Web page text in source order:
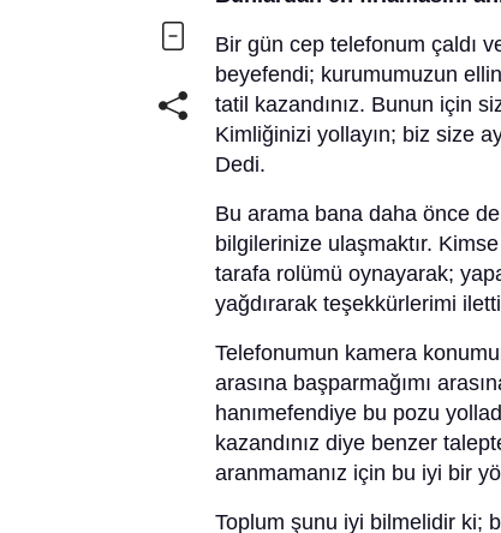
Bir gün cep telefonum çaldı
beyefendi; kurumumuzun
tatil kazandınız. Bunun için
Kimliğinizi yollayın; biz size
Dedi.
Bu arama bana daha önce
bilgilerinize ulaşmaktır.
tarafa rolümü oynayarak;
yağdırarak teşekkürlerimi
Telefonumun kamera
arasına başparmağımı
hanımefendiye bu pozu
kazandınız diye benzer
aranmamanız için bu iyi bir
Toplum şunu iyi bilmelidir ki;